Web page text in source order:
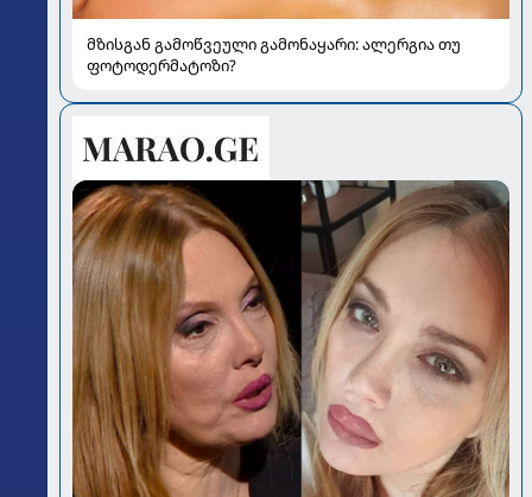
მზისგან გამოწვეული გამონაყარი: ალერგია თუ
ფოტოდერმატოზი?